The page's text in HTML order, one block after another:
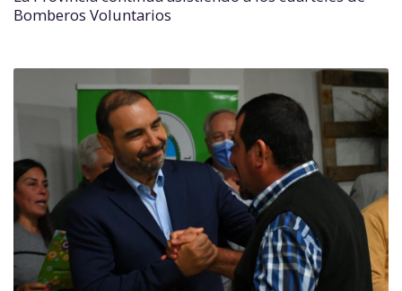
Bomberos Voluntarios